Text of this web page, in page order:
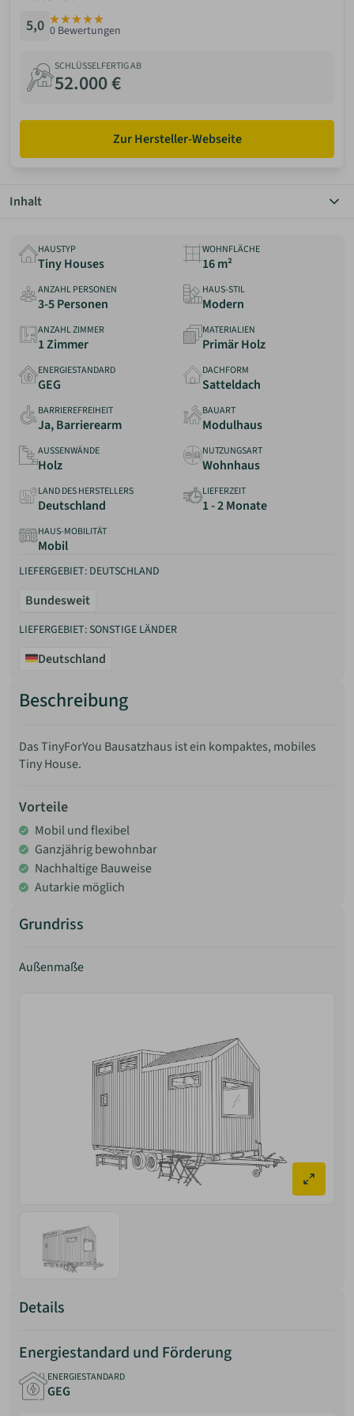
Bausatz
&
Material
5,0 0 Bewertungen
SCHLÜSSELFERTIG AB
52.000 €
Zur Hersteller-Webseite
Inhalt
Grundriss
Details
Anbieter
Erfahrungen
HAUSTYP
Tiny Houses
WOHNFLÄCHE
16 m²
ANZAHL PERSONEN
3-5 Personen
HAUS-STIL
Modern
ANZAHL ZIMMER
1 Zimmer
MATERIALIEN
Primär Holz
ENERGIESTANDARD
GEG
DACHFORM
Satteldach
BARRIEREFREIHEIT
Ja, Barrierearm
BAUART
Modulhaus
AUSSENWÄNDE
Holz
NUTZUNGSART
Wohnhaus
LAND DES HERSTELLERS
Deutschland
LIEFERZEIT
1 - 2 Monate
HAUS-MOBILITÄT
Mobil
LIEFERGEBIET: DEUTSCHLAND
Bundesweit
LIEFERGEBIET: SONSTIGE LÄNDER
Deutschland
Beschreibung
Das TinyForYou Bausatzhaus ist ein kompaktes, mobiles
Tiny House.
Vorteile
Mobil und flexibel
Ganzjährig bewohnbar
Nachhaltige Bauweise
Autarkie möglich
Grundriss
Außenmaße
Details
Energiestandard und Förderung
ENERGIESTANDARD
GEG